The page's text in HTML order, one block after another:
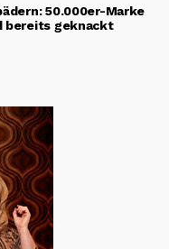
50.000er-Marke
bereits geknackt